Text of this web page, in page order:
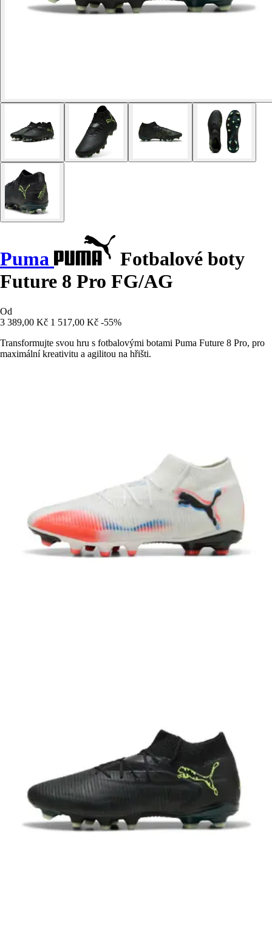
Puma
Fotbalové boty
Future 8 Pro FG/AG
Od
3 389,00 Kč 1 517,00 Kč -55%
Transformujte svou hru s fotbalovými botami Puma Future 8 Pro, pro
maximální kreativitu a agilitou na hřišti.